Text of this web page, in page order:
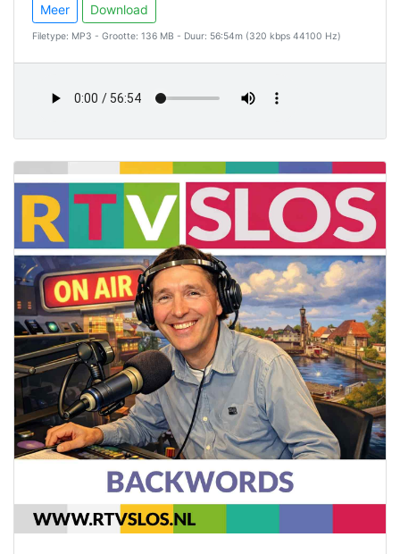
Meer Download
Filetype: MP3 - Grootte: 136 MB - Duur: 56:54m (320 kbps 44100 Hz)